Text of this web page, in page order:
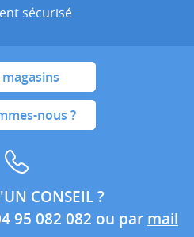
sécurisé
nous ?
CONSEIL ?
95 082 082 ou par mail